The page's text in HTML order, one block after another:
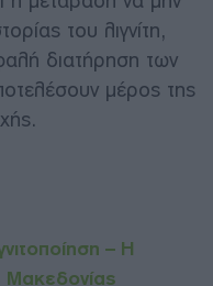
του λιγνίτη,
διατήρηση των
μέρος της
– Η
Μακεδονίας